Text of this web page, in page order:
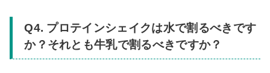
Q4. プロテインシェイクは水で割るべきです
か？それとも牛乳で割るべきですか？